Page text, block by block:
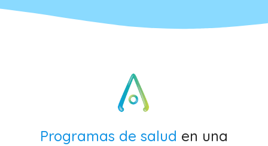
Programas de salud en una